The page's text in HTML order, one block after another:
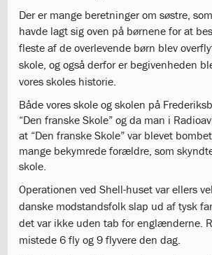
d’Arc
1.18:
Bestyrelsen
1.19:
Ledelsen
1.20:
Ledelsen
1.21:
Forældrerådet
1.22:
Forældrerådet
1.23:
Referat
forældreråd
1.24:
Vedtægter
1.25:
Demokrati
1.26:
Jobopslag
1.27:
Optagelse
1.28:
Et
trygt
Der er mange beretninger om søstre,
havde lagt sig oven på børnene for at
fleste af de overlevende børn blev
skole, og også derfor er begivenheden
vores skoles historie.
Både vores skole og skolen på
“Den franske Skole” og da man i
at “Den franske Skole” var blevet
mange bekymrede forældre, som
skole.
Operationen ved Shell-huset var ellers
danske modstandsfolk slap ud af tysk
det var ikke uden tab for englænderne.
mistede 6 fly og 9 flyvere den dag.